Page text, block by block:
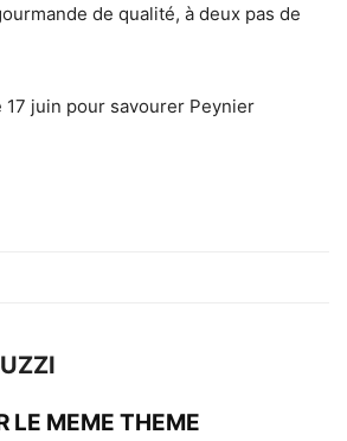
de qualité, à deux pas de
17 juin pour savourer Peynier
LE MEME THEME